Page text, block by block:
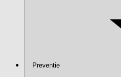
Preventie